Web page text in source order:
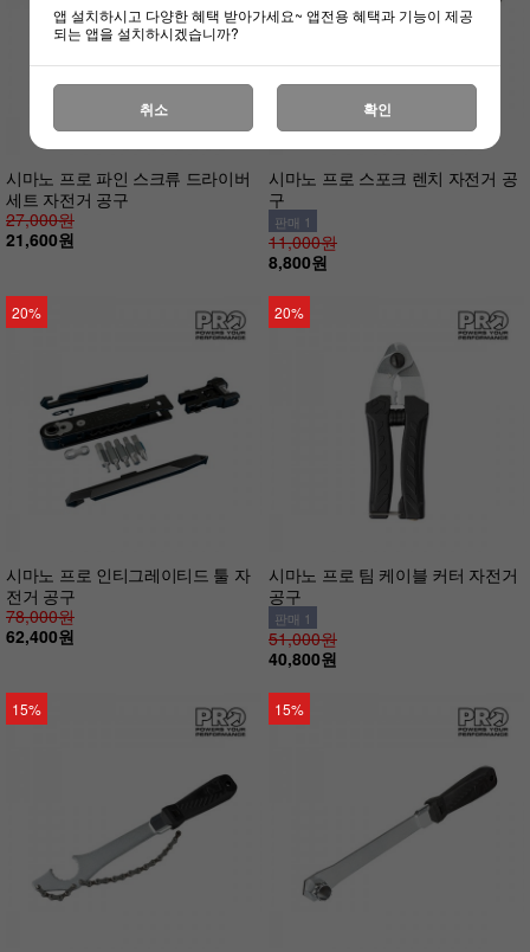
시마노 프로 파인 스크류 드라이버
세트 자전거 공구
27,000원
21,600원
시마노 프로 스포크 렌치 자전거 공
구
판매 1
11,000원
8,800원
20%
시마노 프로 인티그레이티드 툴 자
전거 공구
78,000원
62,400원
20%
시마노 프로 팀 케이블 커터 자전거
공구
판매 1
51,000원
40,800원
15% 15%
앱 설치하시고 다양한 혜택 받아가세요~ 앱전용 혜택과 기능이 제공
되는 앱을 설치하시겠습니까?
취소 확인